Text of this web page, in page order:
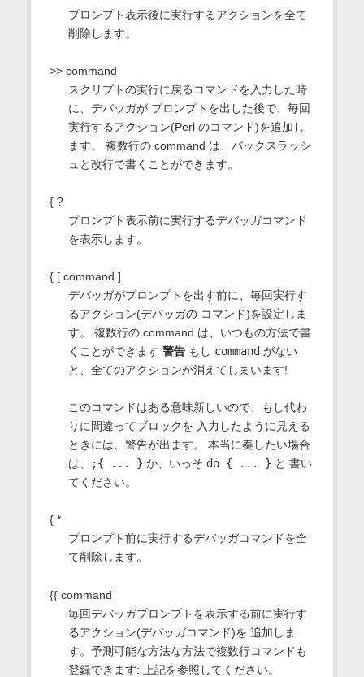
プロンプト表示後に実行するアクションを全て
削除します。
>> command
スクリプトの実行に戻るコマンドを入力した時
に、デバッガが プロンプトを出した後で、毎回
実行するアクション(Perl のコマンド)を追加し
ます。 複数行の command は、バックスラッシ
ュと改行で書くことができます。
{ ?
プロンプト表示前に実行するデバッガコマンド
を表示します。
{ [ command ]
デバッガがプロンプトを出す前に、毎回実行す
るアクション(デバッガの コマンド)を設定しま
す。 複数行の command は、いつもの方法で書
くことができます 警告もし command がない
と、全てのアクションが消えてしまいます!
このコマンドはある意味新しいので、もし代わ
りに間違ってブロックを 入力したように見える
ときには、警告が出ます。 本当に奏したい場合
は、
;{ ... } か、いっそ do { ... } と 書い
てください。
{ *
プロンプト前に実行するデバッガコマンドを全
て削除します。
{{ command
毎回デバッガプロンプトを表示する前に実行す
るアクション(デバッガコマンド)を 追加しま
す。予測可能な方法な方法で複数行コマンドも
登録できます: 上記を参照してください。